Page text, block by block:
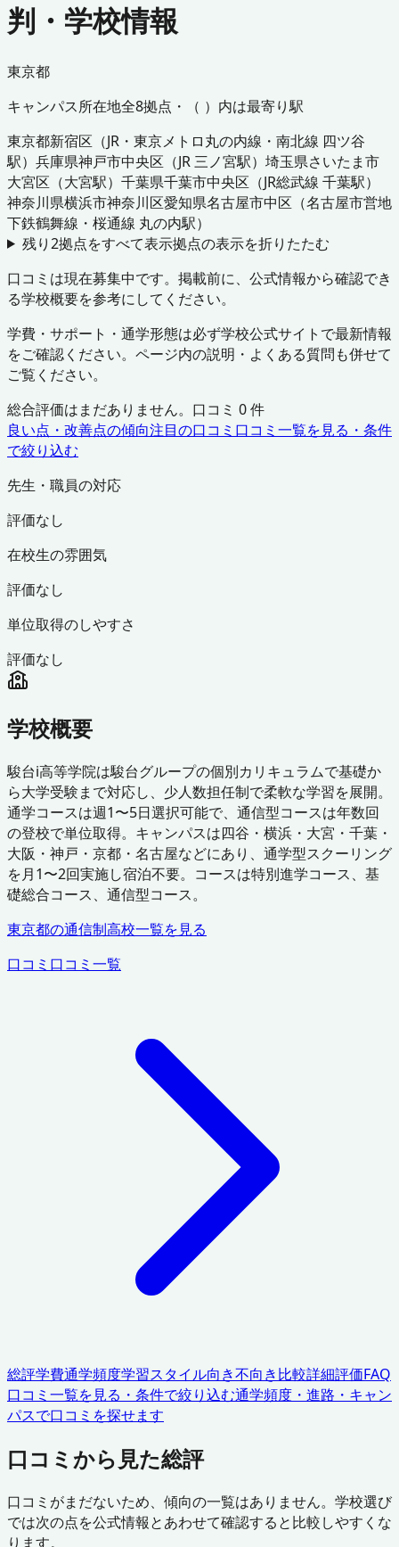
判・学校情報
東京都
キャンパス所在地全8拠点・（ ）内は最寄り駅
東京都新宿区 （JR・東京メトロ丸の内線・南北線 四ツ谷
駅） 兵庫県神戸市中央区 （JR 三ノ宮駅） 埼玉県さいたま市
大宮区 （大宮駅） 千葉県千葉市中央区 （JR総武線 千葉駅）
神奈川県横浜市神奈川区愛知県名古屋市中区 （名古屋市営地
下鉄鶴舞線・桜通線 丸の内駅）
残り2拠点をすべて表示拠点の表示を折りたたむ
口コミは現在募集中です。掲載前に、公式情報から確認でき
る学校概要を参考にしてください。
学費・サポート・通学形態は必ず学校公式サイトで最新情報
をご確認ください。ページ内の説明・よくある質問も併せて
ご覧ください。
総合評価はまだありません。口コミ 0件
良い点・改善点の傾向注目の口コミ 口コミ一覧を見る・条件
で絞り込む
先生・職員の対応
評価なし
在校生の雰囲気
評価なし
単位取得のしやすさ
評価なし
学校概要
駿台i高等学院は駿台グループの個別カリキュラムで基礎か
ら大学受験まで対応し、少人数担任制で柔軟な学習を展開。
通学コースは週1〜5日選択可能で、通信型コースは年数回
の登校で単位取得。キャンパスは四谷・横浜・大宮・千葉・
大阪・神戸・京都・名古屋などにあり、通学型スクーリング
を月1〜2回実施し宿泊不要。コースは特別進学コース、基
礎総合コース、通信型コース。
東京都の通信制高校一覧を見る
口コミ 口コミ一覧
総評学費通学頻度学習スタイル向き不向き比較詳細評価FAQ
口コミ一覧を見る・条件で絞り込む通学頻度・進路・キャン
パスで口コミを探せます
口コミから見た総評
口コミがまだないため、傾向の一覧はありません。学校選び
では次の点を公式情報とあわせて確認すると比較しやすくな
ります。